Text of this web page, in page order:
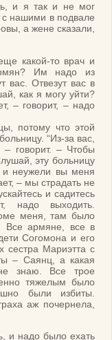
и я так и не мог
с нашими в подвале
а жене сказали,
какой-то врач и
Им надо из
вас. Отвезут вас в
как я могу уйти?
– говорит, – надо
потому что этой
“Из-за вас,
говорит. – Чтобы
эту больницу
и неужели вы меня
– мы страдать не
и садитесь
надо выходить.
меня, там было
Все армяне, все в
Согомона и его
сестра Мариэтта с
– Саянц, а какая
знаю. Все трое
тяжелым было
были избиты.
аж почернела,
и надо было ехать